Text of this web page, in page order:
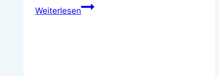
WeiterlesenSichere